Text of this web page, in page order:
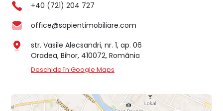
+40 (721) 204 727
office@sapientimobiliare.com
str. Vasile Alecsandri, nr. 1, ap. 06
Oradea, Bihor, 410072, România
Deschide în Google Maps